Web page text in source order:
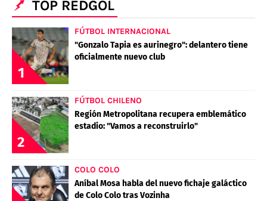
TOP REDGOL
1
FÚTBOL INTERNACIONAL
"Gonzalo Tapia es aurinegro": delantero tiene
oficialmente nuevo club
2
FÚTBOL CHILENO
Región Metropolitana recupera emblemático
estadio: "Vamos a reconstruirlo"
COLO COLO
Aníbal Mosa habla del nuevo fichaje galáctico
de Colo Colo tras Vozinha